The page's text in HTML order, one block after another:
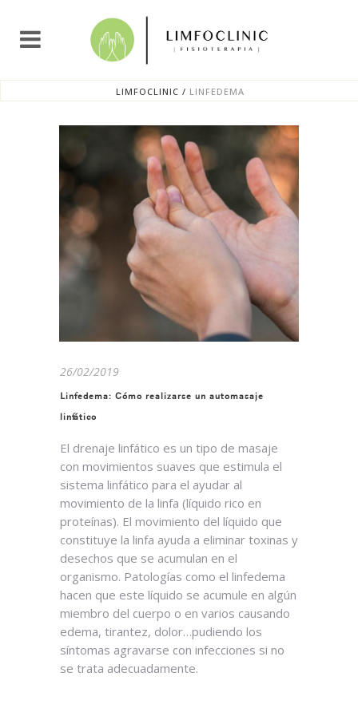
LIMFOCLINIC / LINFEDEMA
26/02/2019
Linfedema: Cómo realizarse un automasaje
linfático
El drenaje linfático es un tipo de masaje
con movimientos suaves que estimula el
sistema linfático para el ayudar al
movimiento de la linfa (líquido rico en
proteínas). El movimiento del líquido que
constituye la linfa ayuda a eliminar toxinas y
desechos que se acumulan en el
organismo. Patologías como el linfedema
hacen que este líquido se acumule en algún
miembro del cuerpo o en varios causando
edema, tirantez, dolor…pudiendo los
síntomas agravarse con infecciones si no
se trata adecuadamente.